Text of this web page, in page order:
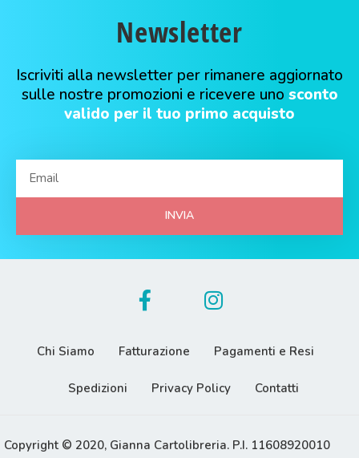
Newsletter
Iscriviti alla newsletter per rimanere aggiornato
sulle nostre promozioni e ricevere uno sconto
valido per il tuo primo acquisto
INVIA
Chi Siamo Fatturazione Pagamenti e Resi
Spedizioni Privacy Policy Contatti
Copyright © 2020, Gianna Cartolibreria. P.I. 11608920010